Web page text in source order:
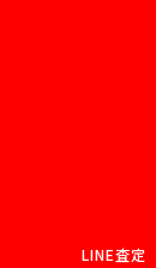
LINE査定